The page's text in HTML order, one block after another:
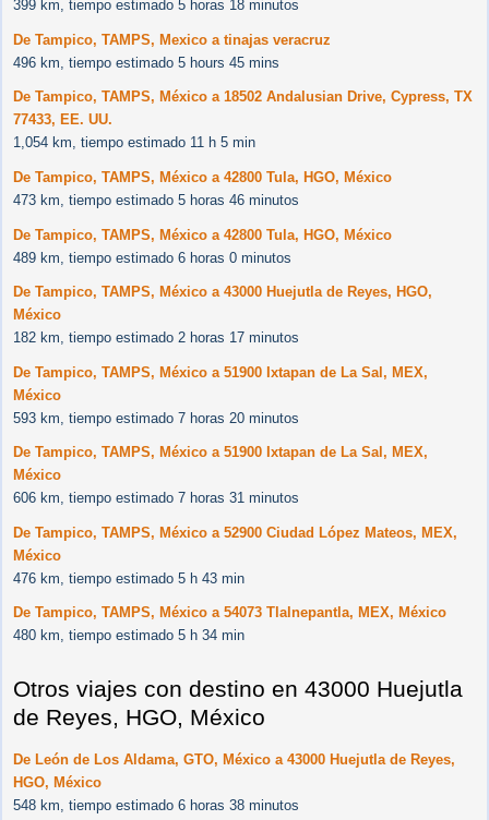
399 km, tiempo estimado 5 horas 18 minutos
De Tampico, TAMPS, Mexico a tinajas veracruz
496 km, tiempo estimado 5 hours 45 mins
De Tampico, TAMPS, México a 18502 Andalusian Drive, Cypress, TX
77433, EE. UU.
1,054 km, tiempo estimado 11 h 5 min
De Tampico, TAMPS, México a 42800 Tula, HGO, México
473 km, tiempo estimado 5 horas 46 minutos
De Tampico, TAMPS, México a 42800 Tula, HGO, México
489 km, tiempo estimado 6 horas 0 minutos
De Tampico, TAMPS, México a 43000 Huejutla de Reyes, HGO,
México
182 km, tiempo estimado 2 horas 17 minutos
De Tampico, TAMPS, México a 51900 Ixtapan de La Sal, MEX,
México
593 km, tiempo estimado 7 horas 20 minutos
De Tampico, TAMPS, México a 51900 Ixtapan de La Sal, MEX,
México
606 km, tiempo estimado 7 horas 31 minutos
De Tampico, TAMPS, México a 52900 Ciudad López Mateos, MEX,
México
476 km, tiempo estimado 5 h 43 min
De Tampico, TAMPS, México a 54073 Tlalnepantla, MEX, México
480 km, tiempo estimado 5 h 34 min
Otros viajes con destino en 43000 Huejutla
de Reyes, HGO, México
De León de Los Aldama, GTO, México a 43000 Huejutla de Reyes,
HGO, México
548 km, tiempo estimado 6 horas 38 minutos